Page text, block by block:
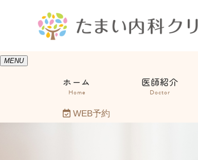
MENU
ホーム
Home
医師紹介
Doctor
WEB予約